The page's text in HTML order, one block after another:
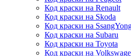
Код краски на Renault
Код краски на Skoda
Код краски на
Код краски на Subaru
Код краски на Toyota
Код краски на